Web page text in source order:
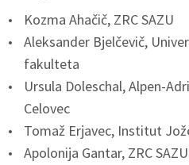
Kozma Ahačič, ZRC SAZU
Aleksander Bjelčevič,
fakulteta
Ursula Doleschal, Alpen-
Celovec
Tomaž Erjavec, Institut
Apolonija Gantar, ZRC SAZU